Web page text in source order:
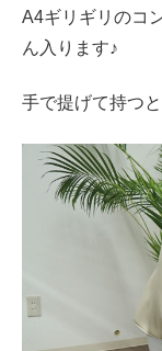
A4ギリギリのコ
ん入ります♪
手で提げて持つと